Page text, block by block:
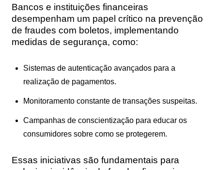
Bancos e instituições financeiras
desempenham um papel crítico na prevenção
de fraudes com boletos, implementando
medidas de segurança, como:
Sistemas de autenticação avançados para a
realização de pagamentos.
Monitoramento constante de transações suspeitas.
Campanhas de conscientização para educar os
consumidores sobre como se protegerem.
Essas iniciativas são fundamentais para